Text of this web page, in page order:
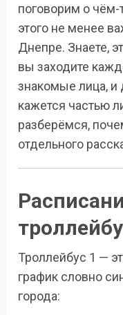
поговорим о
этого не менее
Днепре. Знаете,
вы заходите
знакомые лица,
кажется частью
разберёмся,
отдельного
Троллейбус 1 —
график словно
города: